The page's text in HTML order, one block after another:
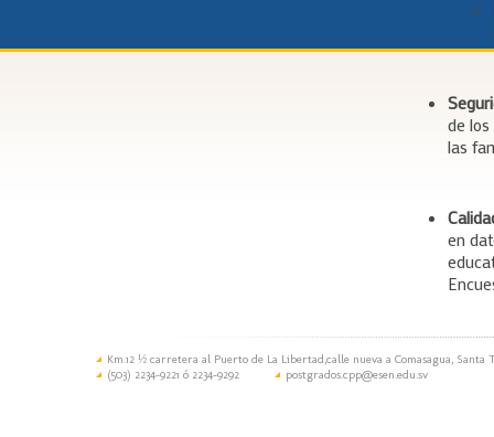
de
las
en
Km.12 ½ carretera al Puerto de La Libertad,calle nueva a Comasagua, Santa
(503) 2234-9221 ó 2234-9292
postgrados.cpp@esen.edu.sv